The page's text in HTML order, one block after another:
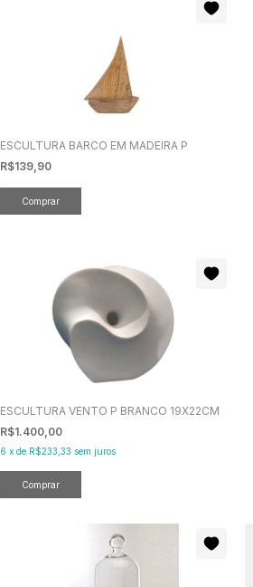
ESCULTURA BARCO EM MADEIRA P
R$139,90
ESCULTURA VENTO P BRANCO 19X22CM
R$1.400,00
6 x de R$233,33 sem juros